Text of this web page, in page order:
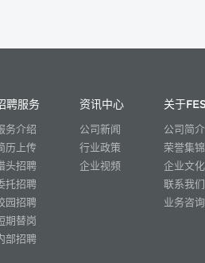
聘服务
务介绍
历上传
头招聘
托招聘
园招聘
期替岗
部招聘
资讯中心
公司新闻
行业政策
企业视频
关于
公司简介
荣誉集锦
企业文化
联系我们
业务咨询